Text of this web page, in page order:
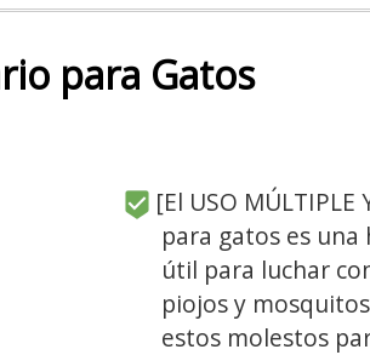
para Gatos
[El USO
para gatos es
útil para luchar
piojos y
estos molestos